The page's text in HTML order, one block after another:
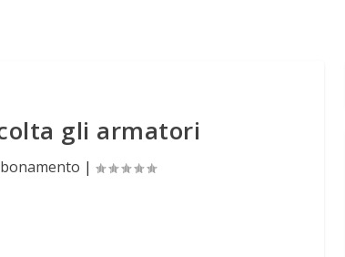
gli armatori
|